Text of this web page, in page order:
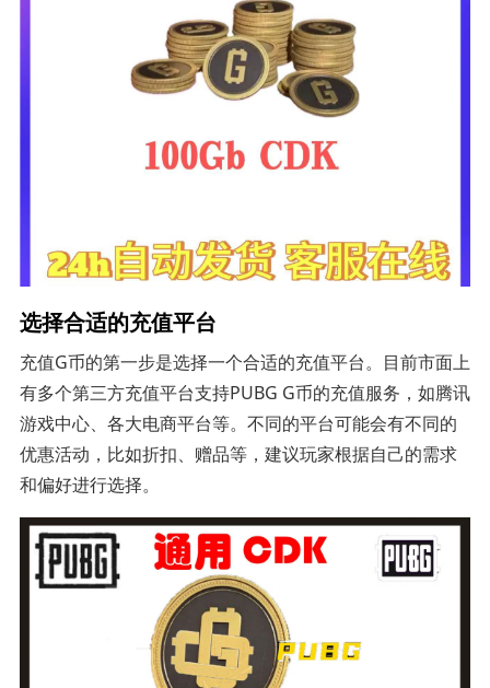
选择合适的充值平台
充值G币的第一步是选择一个合适的充值平台。目前市面上
有多个第三方充值平台支持PUBG G币的充值服务，如腾讯
游戏中心、各大电商平台等。不同的平台可能会有不同的
优惠活动，比如折扣、赠品等，建议玩家根据自己的需求
和偏好进行选择。